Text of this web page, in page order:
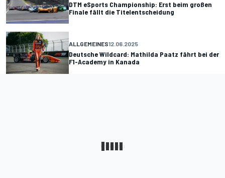
DTM eSports Championship: Erst beim großen
Finale fällt die Titelentscheidung
ALLGEMEINES12.06.2025
Deutsche Wildcard: Mathilda Paatz fährt bei der
F1-Academy in Kanada